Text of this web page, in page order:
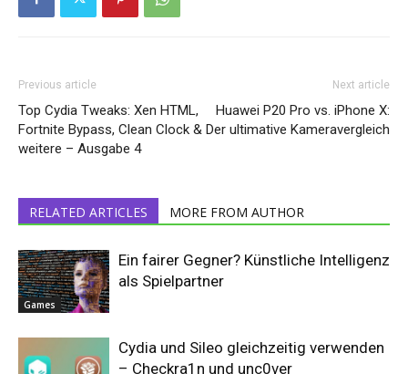
Previous article
Top Cydia Tweaks: Xen HTML,
Fortnite Bypass, Clean Clock &
weitere – Ausgabe 4
Next article
Huawei P20 Pro vs. iPhone X:
Der ultimative Kameravergleich
RELATED ARTICLES MORE FROM AUTHOR
Games
Ein fairer Gegner? Künstliche Intelligenz
als Spielpartner
Cydia und Sileo gleichzeitig verwenden
– Checkra1n und unc0ver